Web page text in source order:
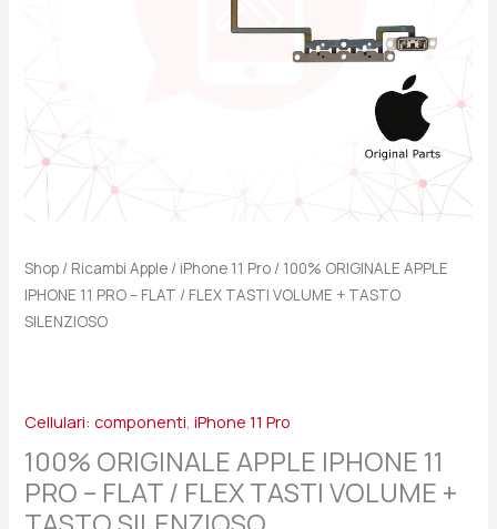
Shop / Ricambi Apple / iPhone 11 Pro / 100% ORIGINALE APPLE
IPHONE 11 PRO – FLAT / FLEX TASTI VOLUME + TASTO
SILENZIOSO
Cellulari: componenti,iPhone 11 Pro
100% ORIGINALE APPLE IPHONE 11
PRO – FLAT / FLEX TASTI VOLUME +
TASTO
SILENZIOSO
quantità